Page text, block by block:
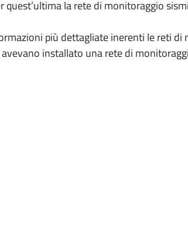
quest’ultima la rete di monitoraggio
più dettagliate inerenti le reti di
installato una rete di